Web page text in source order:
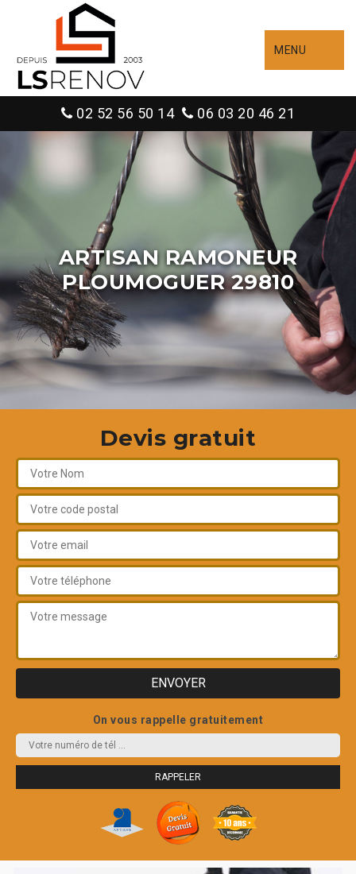
MENU
02 52 56 50 14 06 03 20 46 21
ARTISAN RAMONEUR
PLOUMOGUER 29810
Devis gratuit
On vous rappelle gratuitement